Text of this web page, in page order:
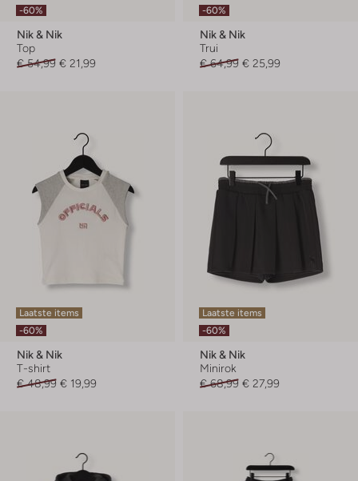
-60%
Nik & Nik
Top
€ 54,99 € 21,99
-60%
Nik & Nik
Trui
€ 64,99 € 25,99
Laatste items
-60%
Nik & Nik
T-shirt
€ 48,99 € 19,99
Laatste items
-60%
Nik & Nik
Minirok
€ 68,99 € 27,99